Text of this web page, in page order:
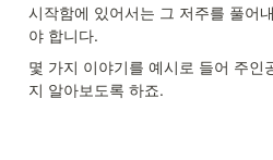
시작함에 있어서는 그 저주를 풀어
야 합니다.
몇 가지 이야기를 예시로 들어 주인
지 알아보도록 하죠.